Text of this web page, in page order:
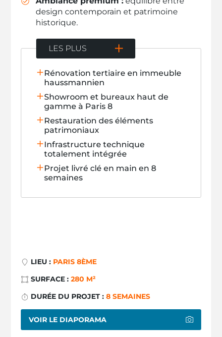
design contemporain et patrimoine
historique.
LES PLUS
Rénovation tertiaire en immeuble
haussmannien
Showroom et bureaux haut de
gamme à Paris 8
Restauration des éléments
patrimoniaux
Infrastructure technique
totalement intégrée
Projet livré clé en main en 8
semaines
LIEU : PARIS 8ÈME
SURFACE :280 M²
DURÉE DU PROJET :8 SEMAINES
VOIR LE DIAPORAMA